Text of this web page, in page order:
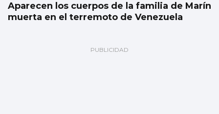
Aparecen los cuerpos de la familia de Marín
muerta en el terremoto de Venezuela